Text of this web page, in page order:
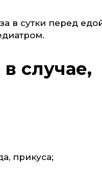
в сутки перед
случае,
прикуса;